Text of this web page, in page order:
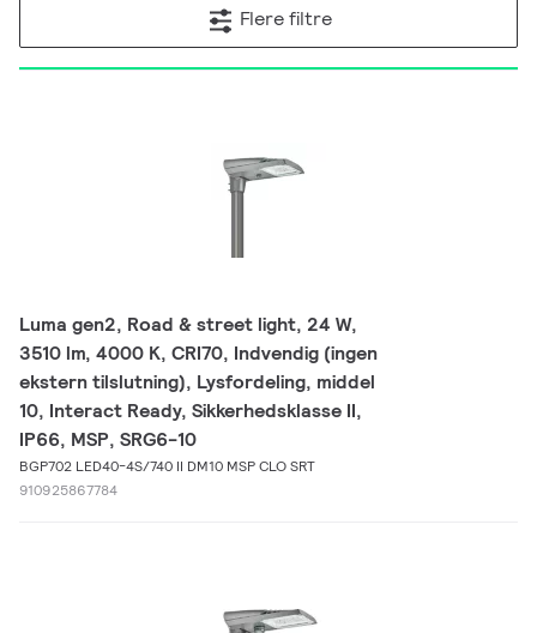
Flere filtre
Luma gen2, Road & street light, 24 W,
3510 lm, 4000 K, CRI70, Indvendig (ingen
ekstern tilslutning), Lysfordeling, middel
10, Interact Ready, Sikkerhedsklasse II,
IP66, MSP, SRG6-10
BGP702 LED40-4S/740 II DM10 MSP CLO SRT
910925867784